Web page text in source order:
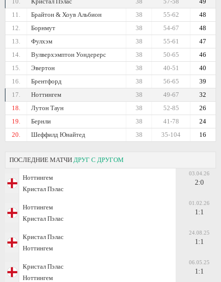
11.
Брайтон & Хоув Альбион 48
55-62
38
12.
Борнмут 48
54-67
38
13.
Фулхэм 47
55-61
38
14.
Вулверхэмптон Уондерерс 46
50-65
38
15.
Эвертон 40
40-51
38
16.
Брентфорд 39
56-65
38
17.
Ноттингем 32
49-67
38
18.
Лутон Таун 26
52-85
38
19.
Бернли 24
41-78
38
20.
Шеффилд Юнайтед 16
35-104
38
ПОСЛЕДНИЕ МАТЧИ ДРУГ С ДРУГОМ
Ноттингем
Кристал Пэлас
03.04.26
2:0
Ноттингем
Кристал Пэлас
01.02.26
1:1
Кристал Пэлас
Ноттингем
24.08.25
1:1
Кристал Пэлас
Ноттингем
06.05.25
1:1